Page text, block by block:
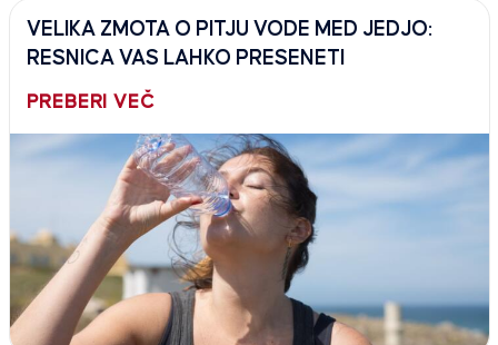
VELIKA ZMOTA O PITJU VODE MED JEDJO:
RESNICA VAS LAHKO PRESENETI
PREBERI VEČ